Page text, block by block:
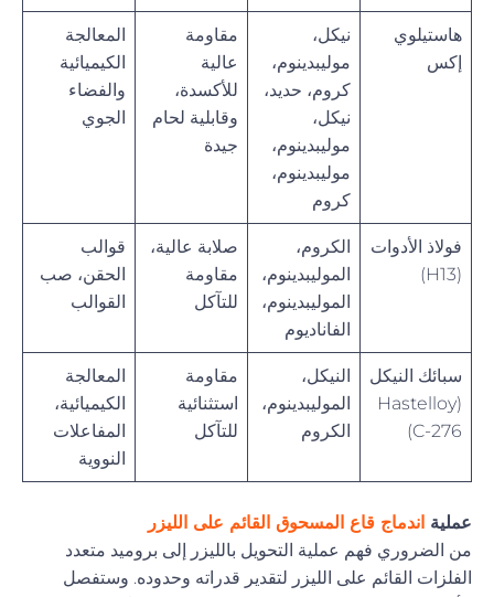
هاستيلوي
إكس
نيكل،
موليبدينوم،
كروم، حديد،
نيكل،
موليبدينوم،
موليبدينوم،
كروم
مقاومة
عالية
للأكسدة،
وقابلية لحام
جيدة
المعالجة
الكيميائية
والفضاء
الجوي
فولاذ الأدوات
(H13)
الكروم،
الموليبدينوم،
الموليبدينوم،
الفاناديوم
صلابة عالية،
مقاومة
للتآكل
قوالب
الحقن، صب
القوالب
سبائك النيكل
(Hastelloy
C-276)
النيكل،
الموليبدينوم،
الكروم
مقاومة
استثنائية
للتآكل
المعالجة
الكيميائية،
المفاعلات
النووية
عملية اندماج قاع المسحوق القائم على الليزر
من الضروري فهم عملية التحويل بالليزر إلى بروميد متعدد
الفلزات القائم على الليزر لتقدير قدراته وحدوده. وستفصل